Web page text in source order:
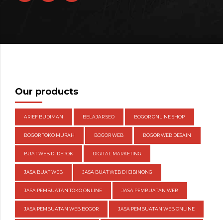
Our products
ARIEF BUDIMAN BELAJAR SEO BOGOR ONLINE SHOP
BOGOR TOKO MURAH BOGOR WEB BOGOR WEB DESAIN
BUAT WEB DI DEPOK DIGITAL MARKETING
JASA BUAT WEB JASA BUAT WEB DI CIBINONG
JASA PEMBUATAN TOKO ONLINE JASA PEMBUATAN WEB
JASA PEMBUATAN WEB BOGOR JASA PEMBUATAN WEB ONLINE